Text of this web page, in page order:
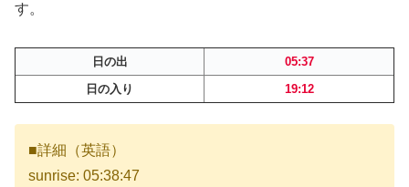
す。
日の出
05:37
日の入り
19:12
■詳細（英語）
sunrise: 05:38:47